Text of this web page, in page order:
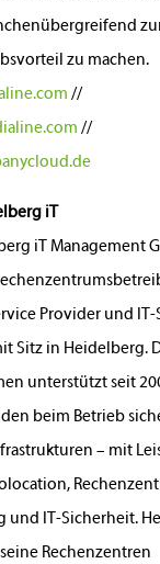
zu machen.
//
//
iT
iT Management
Provider und
Sitz in Heidelberg.
unterstützt seit
beim Betrieb
– mit
und IT-Sicherheit.
Rechenzentren